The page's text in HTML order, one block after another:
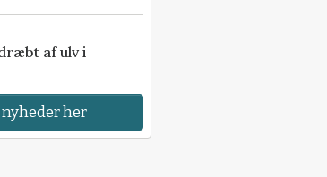
af ulv i
nyheder her